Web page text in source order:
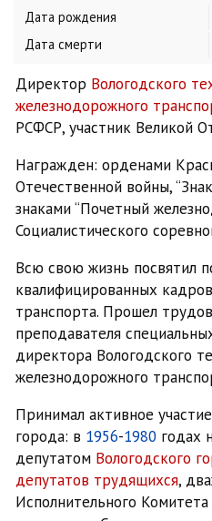
Дата рождения
Дата смерти
Директор Вологодского
железнодорожного
РСФСР, участник Великой
Награжден: орденами
Отечественной войны,
знаками “Почетный
Социалистического
Всю свою жизнь посвятил
квалифицированных
транспорта. Прошел
преподавателя
директора Вологодского
железнодорожного
Принимал активное
города: в 1956-1980 годах
депутатом Вологодского
депутатов трудящихся,
Исполнительного